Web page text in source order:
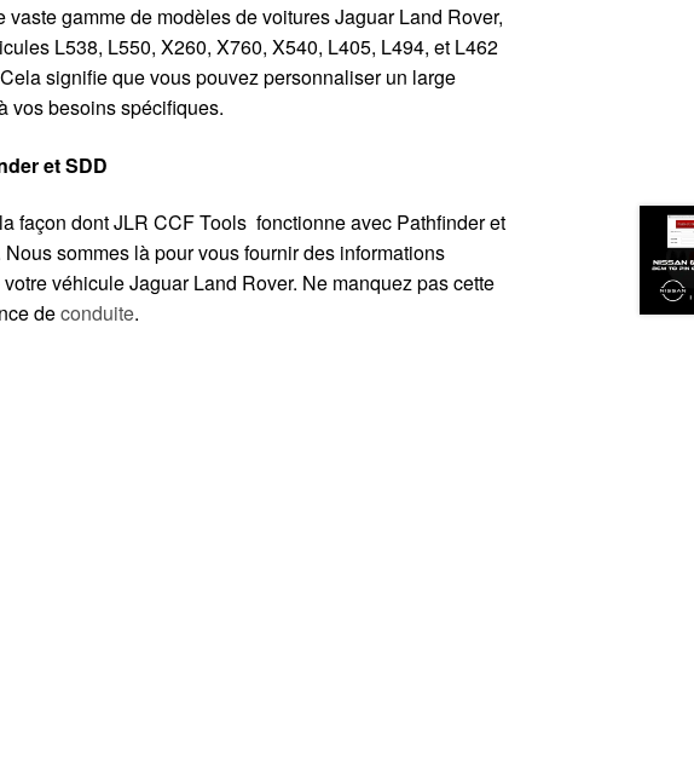
gamme de modèles de voitures Jaguar Land Rover,
L538, L550, X260, X760, X540, L405, L494, et L462
signifie que vous pouvez personnaliser un large
vos besoins spécifiques.
et SDD
façon dont JLR CCF Tools fonctionne avec Pathfinder et
Nous sommes là pour vous fournir des informations
véhicule Jaguar Land Rover. Ne manquez pas cette
deconduite.